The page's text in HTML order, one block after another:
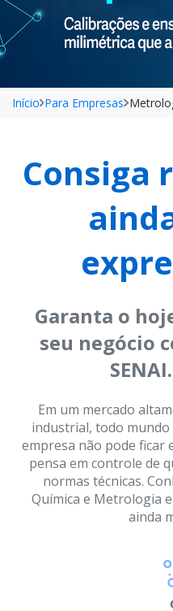
Início Para Empresas
Consiga
Garanta o
seu negócio
Em um mercado
industrial, todo mundo
empresa não pode ficar
pensa em controle de
normas técnicas.
Química e Metrologia
ainda